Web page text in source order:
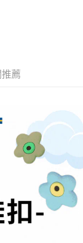
，確認付款後即完
期系統評分，恕無
算日後寄送繳費提
直營門市／銀行轉
公司）所提供，讓
將買賣／分期付款
「AFTEE先享後付」
可透過四大超商／
成。
取消訂單，請聯絡
薦